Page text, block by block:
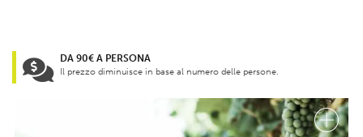
DA 90€ A PERSONA
Il prezzo diminuisce in base al numero delle persone.